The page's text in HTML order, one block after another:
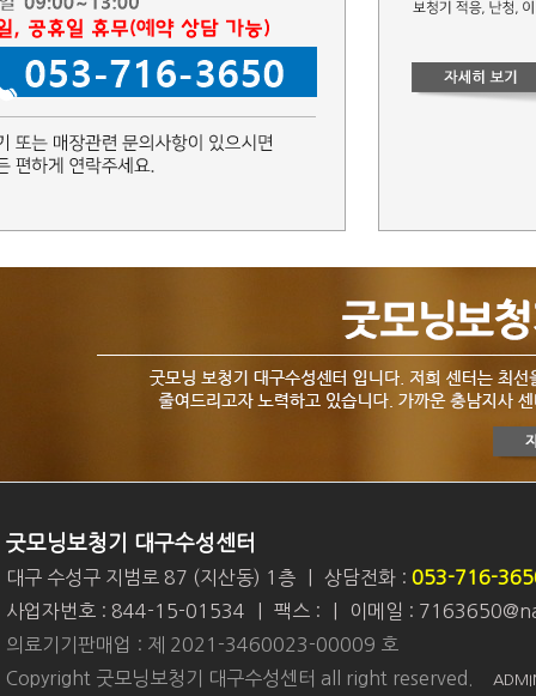
굿모닝보청기 대구수성센터
대구 수성구 지범로 87 (지산동) 1층 상담전화 : 053-716-
사업자번호 : 844-15-01534
팩스 :
이메일 :
의료기기판매업 : 제 2021-3460023-00009 호
Copyright 굿모닝보청기 대구수성센터 all right reserved.